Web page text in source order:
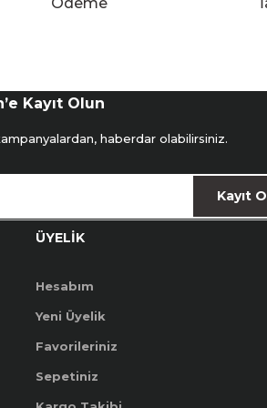
Kayıt Olun
haberdar olabilirsiniz.
Kayıt
ÜYELİK
Hesabım
Yeni Üyelik
Favorileriniz
Sepetiniz